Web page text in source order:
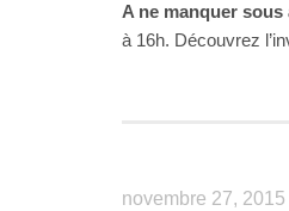
A ne manquer
à 16h. Découvrez
novembre 27, 2015